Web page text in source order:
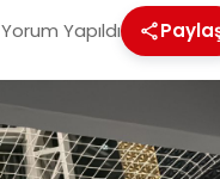
Yapıldı